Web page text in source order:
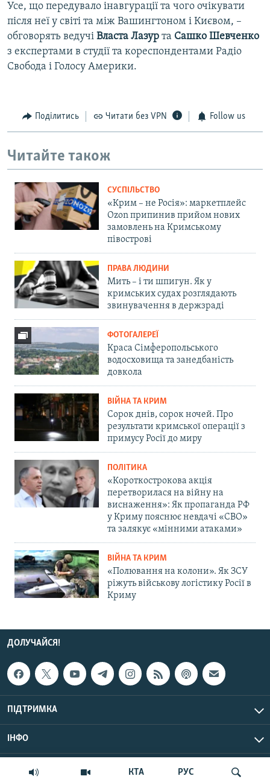
КТА РУС
Усе, що передувало інавгурації та чого очікувати
після неї у світі та між Вашингтоном і Києвом, –
обговорять ведучі Власта Лазур та Сашко Шевченко
з експертами в студії та кореспондентами Радіо
Свобода і Голосу Америки.
Поділитись Читати без VPN Follow us
Читайте також
СУСПІЛЬСТВО
«Крим – не Росія»: маркетплейс
Ozon припинив прийом нових
замовлень на Кримському
півострові
ПРАВА ЛЮДИНИ
Мить – і ти шпигун. Як у
кримських судах розглядають
звинувачення в держзраді
ФОТОГАЛЕРЕЇ
Краса Сімферопольського
водосховища та занедбаність
довкола
ВІЙНА ТА КРИМ
Сорок днів, сорок ночей. Про
результати кримської операції з
примусу Росії до миру
ПОЛІТИКА
«Короткострокова акція
перетворилася на війну на
виснаження»: Як пропаганда РФ
у Криму пояснює невдачі «СВО»
та залякує «мінними атаками»
ВІЙНА ТА КРИМ
«Полювання на колони». Як ЗСУ
ріжуть військову логістику Росії в
Криму
ДОЛУЧАЙСЯ!
ПІДТРИМКА
ІНФО
© Крим.Реалії, 2026 | Усі права застережено.